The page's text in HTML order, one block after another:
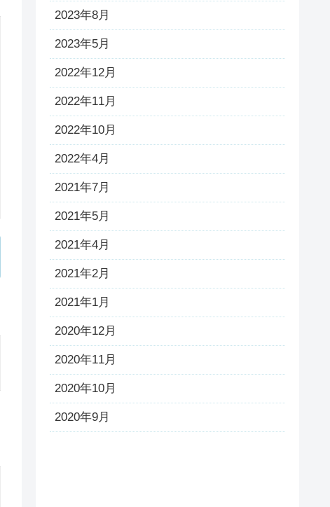
2023年8月
2023年5月
2022年12月
2022年11月
2022年10月
2022年4月
2021年7月
2021年5月
2021年4月
2021年2月
2021年1月
2020年12月
2020年11月
2020年10月
2020年9月